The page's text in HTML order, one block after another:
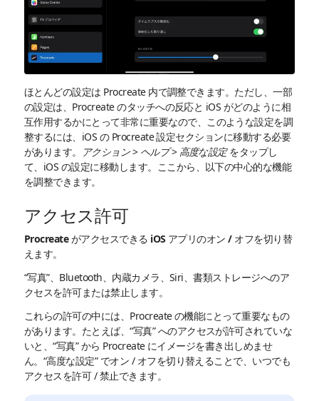
ほとんどの設定は Procreate 内で調整できます。ただし、一部
の設定は、Procreate のタッチへの反応と iOS がどのように相
互作用するかにとって非常に重要なので、このような設定を調
整するには、iOS の Procreate 設定セクションに移動する必要
があります。
アクション> ヘルプ> 高度な設定をタップし
て、iOS の設定に移動します。ここから、以下の中心的な機能
を調整できます。
アクセス許可
Procreate がアクセスできる iOS アプリのオン / オフを切り替
えます。
“写真”、Bluetooth、内蔵カメラ、Siri、書類ストレージへのア
クセスを許可または禁止します。
これらの許可の中には、Procreate の機能にとって重要なもの
があります。たとえば、“写真” へのアクセスが許可されていな
いと、“写真” から Procreate にイメージを書き出しめませ
ん。“高度な設定” でオン / オフを切り替えることで、いつでも
アクセスを許可 / 禁止できます。